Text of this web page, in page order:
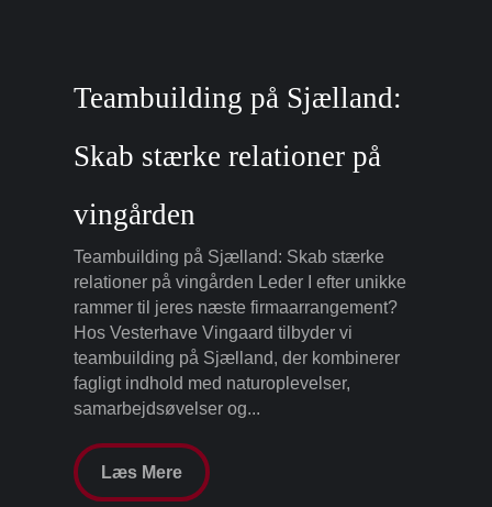
Teambuilding på Sjælland:
Skab stærke relationer på
vingården
Teambuilding på Sjælland: Skab stærke
relationer på vingården Leder I efter unikke
rammer til jeres næste firmaarrangement?
Hos Vesterhave Vingaard tilbyder vi
teambuilding på Sjælland, der kombinerer
fagligt indhold med naturoplevelser,
samarbejdsøvelser og...
Læs Mere